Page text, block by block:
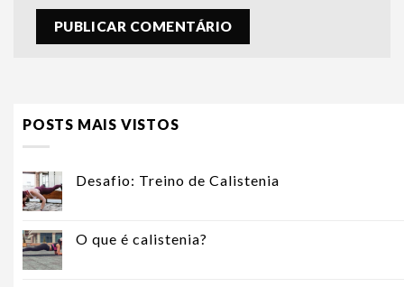
POSTS MAIS VISTOS
Desafio: Treino de Calistenia
O que é calistenia?